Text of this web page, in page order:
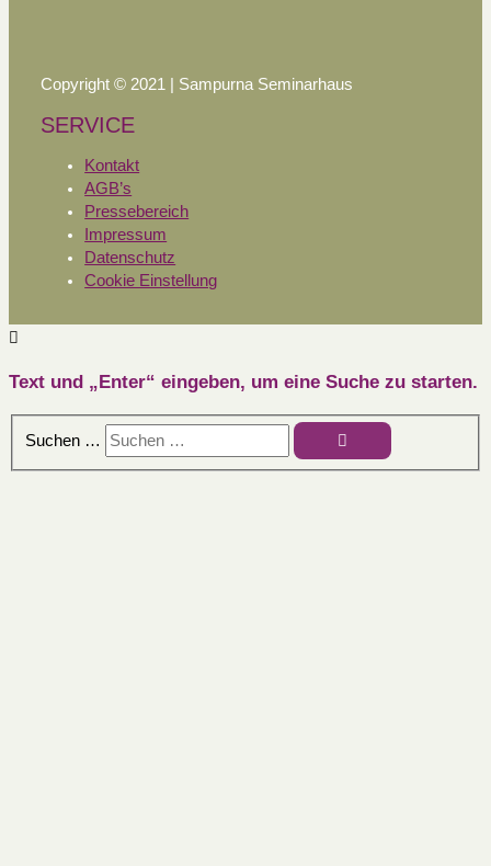
Copyright © 2021 | Sampurna Seminarhaus
SERVICE
Kontakt
AGB’s
Pressebereich
Impressum
Datenschutz
Cookie Einstellung
Text und „Enter“ eingeben, um eine Suche zu starten.
Suchen …